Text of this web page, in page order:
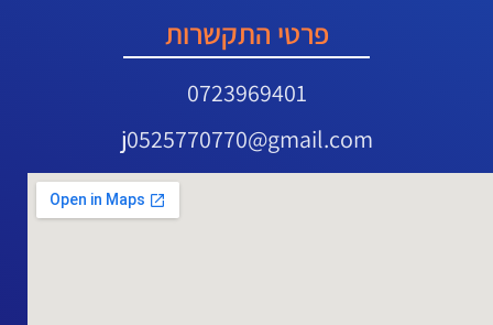
פרטי התקשרות
0723969401
j0525770770@gmail.com